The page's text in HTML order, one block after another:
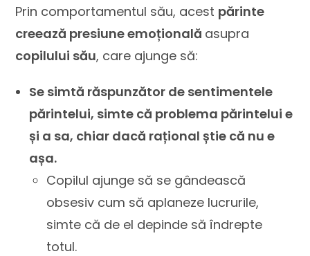
Prin comportamentul său, acest părinte
creează presiune emoțională asupra
copilului său, care ajunge să:
Se simtă răspunzător de sentimentele
părintelui, simte că problema părintelui e
și a sa, chiar dacă rațional știe că nu e
așa.
Copilul ajunge să se gândească
obsesiv cum să aplaneze lucrurile,
simte că de el depinde să îndrepte
totul.